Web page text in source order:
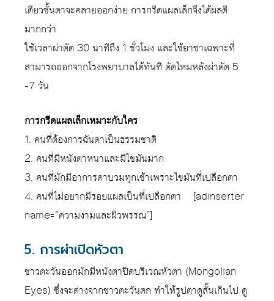
เดียวชั้นตาจะคลายออกง่าย การกรีดแผลเล็กจึงได้ผลดี
มากกว่า
ใช้เวลาผ่าตัด 30 นาทีถึง 1 ชั่วโมง และใช้ยาชาเฉพาะที่
สามารถออกจากโรงพยาบาลได้ทันที ตัดไหมหลังผ่าตัด 5
-7 วัน
การกรีดแผลเล็กเหมาะกับใคร
1. คนที่ต้องการฉันตาเป็นธรรมชาติ
2. คนที่มีหนังตาหนาและมีไขมันมาก
3. คนที่มักมีอาการตาบวมทุกเช้าเพราะไขมันที่เปลือกตา
4. คนที่ไม่อยากมีรอยแผลเป็นที่เปลือกตา [adinserter
name=”ความงามและผิวพรรณ”]
5. การผ่าเปิดหัวตา
ชาวตะวันออกมักมีหนังตาปิดบริเวณหัวตา (Mongolian
Eyes) ซึ่งจะต่างจากชาวตะวันตก ทำให้รูปตาดูสั้นเกินไป ดู